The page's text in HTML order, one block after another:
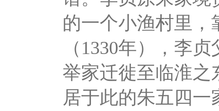
的一个小渔村里
（1330年），李
举家迁徙至临淮之
居于此的朱五四